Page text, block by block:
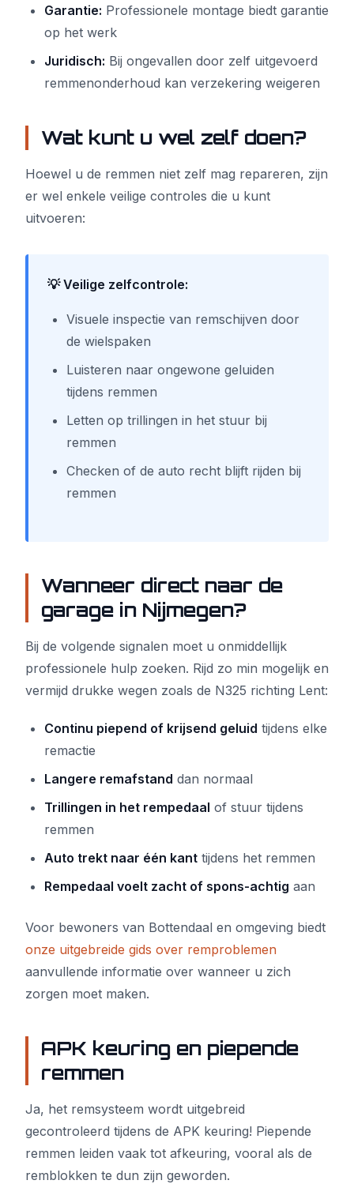
Garantie: Professionele montage biedt garantie
op het werk
Juridisch: Bij ongevallen door zelf uitgevoerd
remmenonderhoud kan verzekering weigeren
Wat kunt u wel zelf doen?
Hoewel u de remmen niet zelf mag repareren, zijn
er wel enkele veilige controles die u kunt
uitvoeren:
💡 Veilige zelfcontrole:
Visuele inspectie van remschijven door
de wielspaken
Luisteren naar ongewone geluiden
tijdens remmen
Letten op trillingen in het stuur bij
remmen
Checken of de auto recht blijft rijden bij
remmen
Wanneer direct naar de
garage in Nijmegen?
Bij de volgende signalen moet u onmiddellijk
professionele hulp zoeken. Rijd zo min mogelijk en
vermijd drukke wegen zoals de N325 richting Lent:
Continu piepend of krijsend geluid tijdens elke
remactie
Langere remafstand dan normaal
Trillingen in het rempedaal of stuur tijdens
remmen
Auto trekt naar één kant tijdens het remmen
Rempedaal voelt zacht of spons-achtig aan
Voor bewoners van Bottendaal en omgeving biedt
onze uitgebreide gids over remproblemen
aanvullende informatie over wanneer u zich
zorgen moet maken.
APK keuring en piepende
remmen
Ja, het remsysteem wordt uitgebreid
gecontroleerd tijdens de APK keuring! Piepende
remmen leiden vaak tot afkeuring, vooral als de
remblokken te dun zijn geworden.